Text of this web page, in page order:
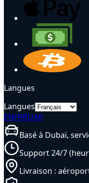
Langues
Langues
ENFRRUAR
Basé à Dubaï,
Support 24/7
Livraison :